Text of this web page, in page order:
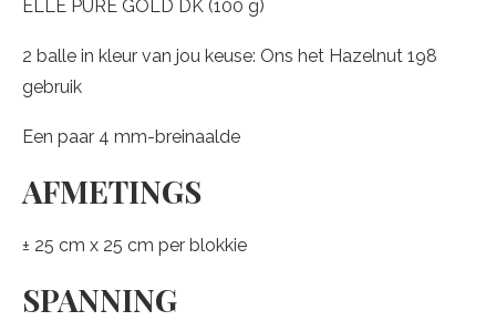
ELLE PURE GOLD DK (100 g)
2 balle in kleur van jou keuse: Ons het Hazelnut 198
gebruik
Een paar 4 mm-breinaalde
AFMETINGS
± 25 cm x 25 cm per blokkie
SPANNING